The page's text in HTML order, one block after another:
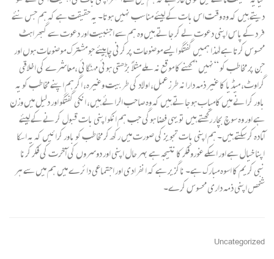
دیتے ہیں کہ وہ وقت اس بات کے لیئے مناسب نہیں ہوتا۔ یہ حقیقت ہے کہ ہم جس نئے
فرد کے پاس اپنی دعوت لے کر جاتے ہیں وہ ہم سے اجنبیت اور دعوت سے گبھراہٹ
محسوس کرتا ہے لھٰذا ہمیں گفتگو ایسے موضوعات پر کرنی چاہیئے جو مشترک موضوعات ہوں اور
جن پر مخاطب کو “نہیں ” کہنے کا موقع نہ ملے مثلاً بڑھتی ہوئی مہنگائی ،معاشرے کی اخلاقی
گراوٹ، میڈیا کا غیر ذمہ دارانہ طرز عمل، اولاد کی طربیت وغیرہ، اگر ہم اپنے مخاطب کو یہ
باور کرانے میں کامیاب ہو جاتے ہیں کہ وہ صاحب الرائے ہیں، انکی گفتگو اور دلیل میں وزن
ہے اور وہ سوچ بچار رکھتے ہیں تو یہی فضا ہوگی جب ہم انکو اپنی بات قبول کرنے کے لیئے
آمادہ کر سکتے ہیں۔ ہم اپنی بات تجویز کی صورت میں رکھ کر مخاطب کو باور کرائیں کہ یہ اسکا
اپنا خیال ہے اور اسکے غورو فکر کا نتیجہ ہے بہر حال اپنی اور دوسروں کی آخرت کی فکر کرنا
نبی کریم کا اسوہ مبارک ہے۔ ناگزیر ہے کہ انفرادی اور اجتماعی دائرے میں ہم میں سے ہر
شخص اپنی ذمہ داری محسوس کرے۔
Uncategorized